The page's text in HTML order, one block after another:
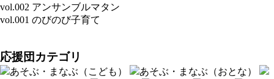
vol.002 アンサンブルマタン
vol.001 のびのび子育て
応援団カテゴリ
あそぶ・まなぶ（こども）
あそぶ・まなぶ（おとな）